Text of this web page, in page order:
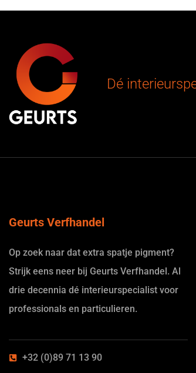
Dé
Geurts Verfhandel
Op zoek naar dat extra spatje pigment?
Strijk eens neer bij Geurts Verfhandel. Al
drie decennia dé interieurspecialist voor
professionals en particulieren.
+32 (0)89 71 13 90